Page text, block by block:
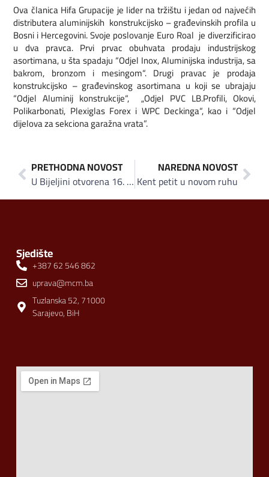
Ova članica Hifa Grupacije je lider na tržištu i jedan od najvećih
distributera aluminijskih konstrukcijsko – građevinskih profila u
Bosni i Hercegovini. Svoje poslovanje Euro Roal je diverzificirao
u dva pravca. Prvi prvac obuhvata prodaju industrijskog
asortimana, u šta spadaju “Odjel Inox, Aluminijska industrija, sa
bakrom, bronzom i mesingom“. Drugi pravac je prodaja
konstrukcijsko – građevinskog asortimana u koji se ubrajaju
“Odjel Aluminij konstrukcije“, „Odjel PVC LB.Profili, Okovi,
Polikarbonati, Plexiglas Forex i WPC Deckinga“, kao i “Odjel
dijelova za sekciona garažna vrata”.
PRETHODNA NOVOST
U Bijeljini otvorena 16. po redu Hifa Oil – Euro Oil benzinska pumpa
NAREDNA NOVOST
Kent petit u novom ruhu
Sjedište
+387 62 546 862
uprava@mcm.ba
Tuzlanska 52, 71000
Sarajevo, BiH